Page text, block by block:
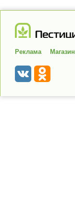
Реклама Магазин